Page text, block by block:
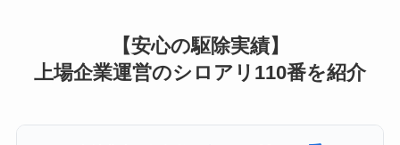
【安心の駆除実績】
上場企業運営のシロアリ110番を紹介